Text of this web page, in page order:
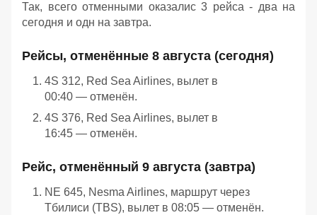
Так, всего отменными оказалис 3 рейса - два на
сегодня и одн на завтра.
Рейсы, отменённые 8 августа (сегодня)
4S 312, Red Sea Airlines, вылет в
00:40 — отменён.
4S 376, Red Sea Airlines, вылет в
16:45 — отменён.
Рейс, отменённый 9 августа (завтра)
NE 645, Nesma Airlines, маршрут через
Тбилиси (TBS), вылет в 08:05 — отменён.